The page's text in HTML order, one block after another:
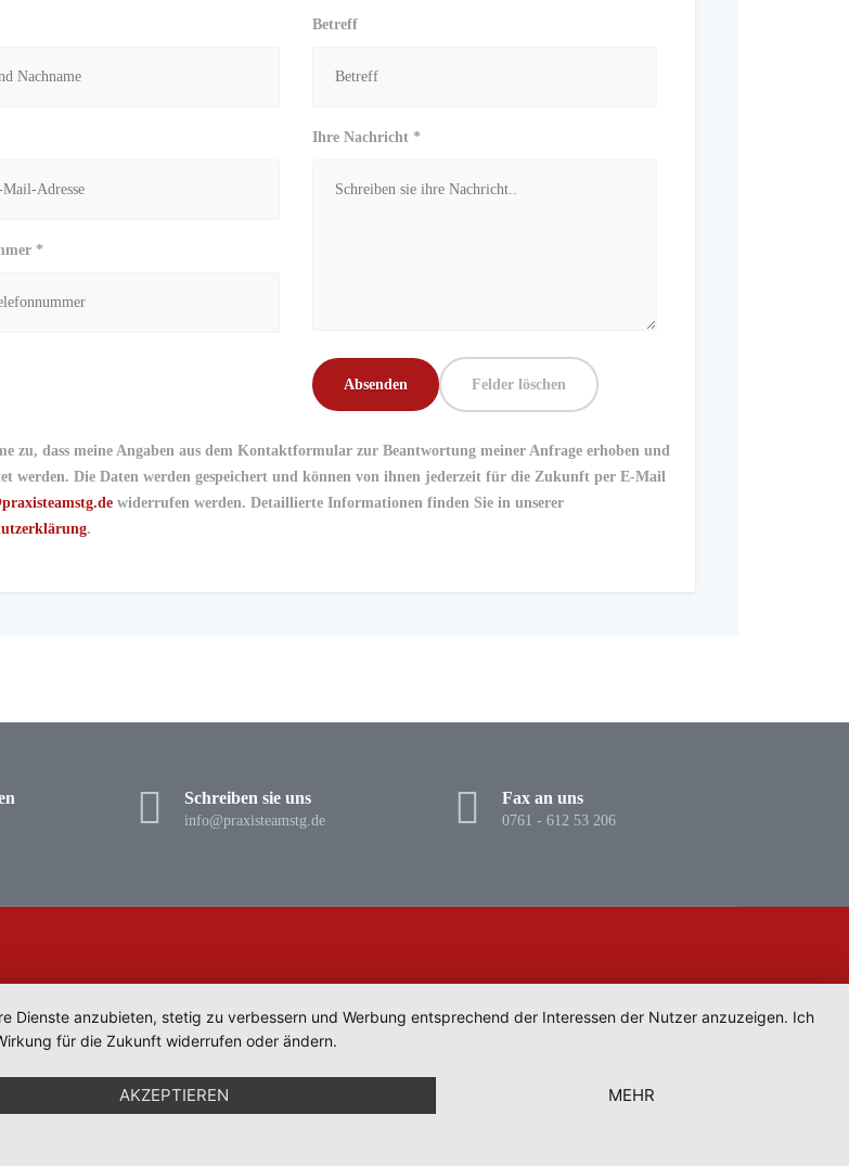
*
Betreff
Ihre Nachricht *
zu, dass meine Angaben aus dem Kontaktformular zur Beantwortung meiner Anfrage erhoben und
werden. Die Daten werden gespeichert und können von ihnen jederzeit für die Zukunft per E-Mail
widerrufen werden. Detaillierte Informationen finden Sie in unserer
.
Schreiben sie uns
info@praxisteamstg.de
Fax an uns
0761 - 612 53 206
Dienste anzubieten, stetig zu verbessern und Werbung entsprechend der Interessen der Nutzer anzuzeigen. Ich
für die Zukunft widerrufen oder ändern.
AKZEPTIEREN MEHR